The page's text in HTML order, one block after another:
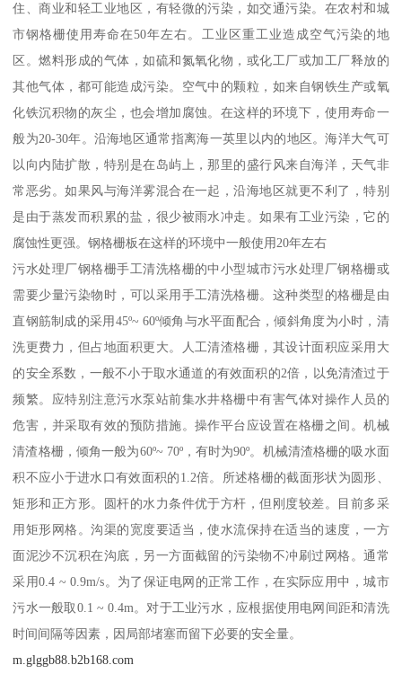
住、商业和轻工业地区，有轻微的污染，如交通污染。在农村和城
市钢格栅使用寿命在50年左右。工业区重工业造成空气污染的地
区。燃料形成的气体，如硫和氮氧化物，或化工厂或加工厂释放的
其他气体，都可能造成污染。空气中的颗粒，如来自钢铁生产或氧
化铁沉积物的灰尘，也会增加腐蚀。在这样的环境下，使用寿命一
般为20-30年。沿海地区通常指离海一英里以内的地区。海洋大气可
以向内陆扩散，特别是在岛屿上，那里的盛行风来自海洋，天气非
常恶劣。如果风与海洋雾混合在一起，沿海地区就更不利了，特别
是由于蒸发而积累的盐，很少被雨水冲走。如果有工业污染，它的
腐蚀性更强。钢格栅板在这样的环境中一般使用20年左右
污水处理厂钢格栅手工清洗格栅的中小型城市污水处理厂钢格栅或
需要少量污染物时，可以采用手工清洗格栅。这种类型的格栅是由
直钢筋制成的采用45º~ 60º倾角与水平面配合，倾斜角度为小时，清
洗更费力，但占地面积更大。人工清渣格栅，其设计面积应采用大
的安全系数，一般不小于取水通道的有效面积的2倍，以免清渣过于
频繁。应特别注意污水泵站前集水井格栅中有害气体对操作人员的
危害，并采取有效的预防措施。操作平台应设置在格栅之间。机械
清渣格栅，倾角一般为60º~ 70º，有时为90º。机械清渣格栅的吸水面
积不应小于进水口有效面积的1.2倍。所述格栅的截面形状为圆形、
矩形和正方形。圆杆的水力条件优于方杆，但刚度较差。目前多采
用矩形网格。沟渠的宽度要适当，使水流保持在适当的速度，一方
面泥沙不沉积在沟底，另一方面截留的污染物不冲刷过网格。通常
采用0.4 ~ 0.9m/s。为了保证电网的正常工作，在实际应用中，城市
污水一般取0.1 ~ 0.4m。对于工业污水，应根据使用电网间距和清洗
时间间隔等因素，因局部堵塞而留下必要的安全量。
m.glggb88.b2b168.com